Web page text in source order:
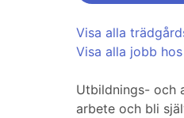
Visa alla
Visa alla jobb
Utbildnings- och
arbete och bli